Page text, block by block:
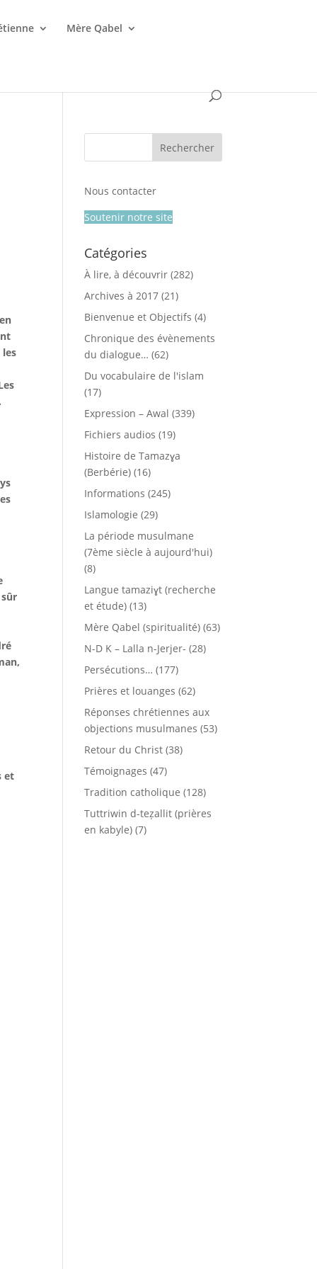
Mère Qabel
et
Nous contacter
Soutenir notre site
Catégories
À lire, à découvrir (282)
Archives à 2017 (21)
Bienvenue et Objectifs (4)
Chronique des évènements
du dialogue… (62)
Du vocabulaire de l'islam
(17)
Expression – Awal (339)
Fichiers audios (19)
Histoire de Tamazɣa
(Berbérie) (16)
Informations (245)
Islamologie (29)
La période musulmane
(7ème siècle à aujourd'hui)
(8)
Langue tamaziɣt (recherche
et étude) (13)
Mère Qabel (spiritualité) (63)
N-D K – Lalla n-Jerjer- (28)
Persécutions… (177)
Prières et louanges (62)
Réponses chrétiennes aux
objections musulmanes (53)
Retour du Christ (38)
Témoignages (47)
Tradition catholique (128)
Tuttriwin d-teẓallit (prières
en kabyle) (7)